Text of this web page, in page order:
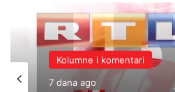
Kolumne i komentari
7 dana ago